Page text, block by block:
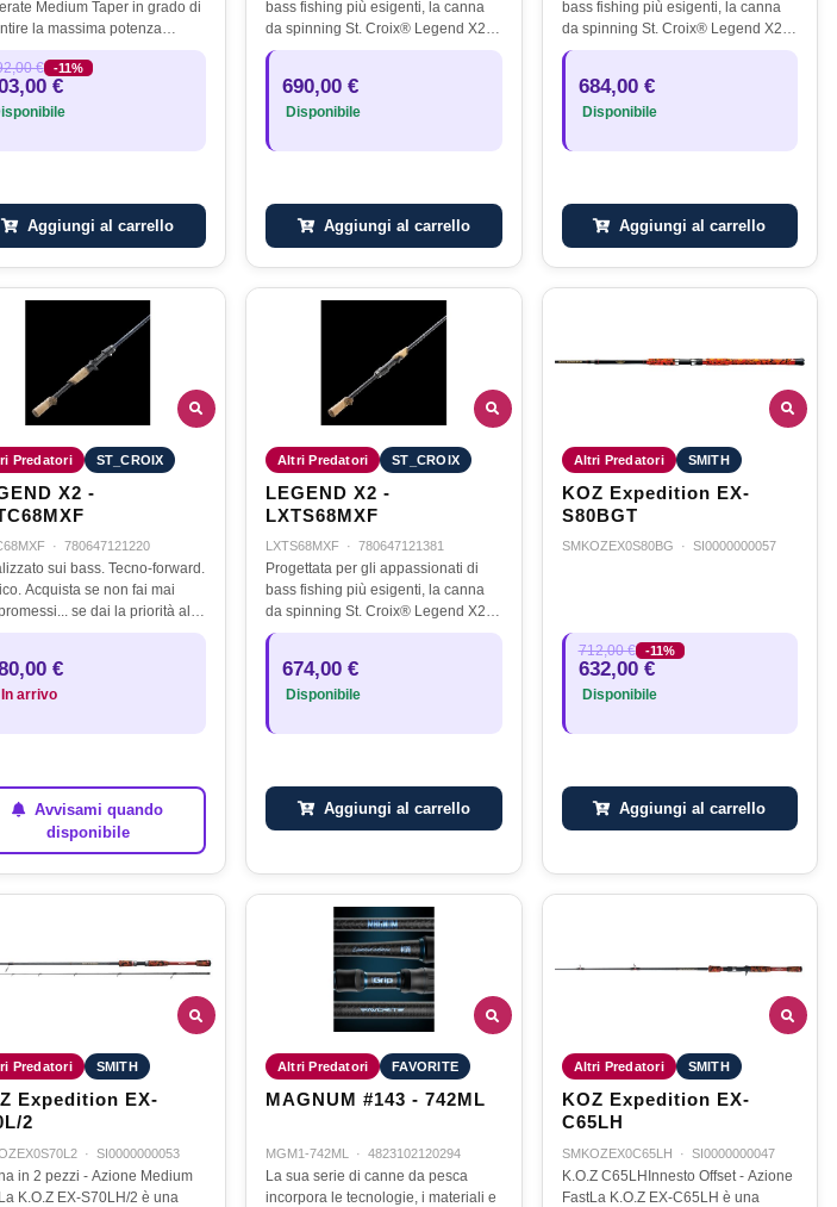
Medium Taper in grado di
la massima potenza
su tutto il fusto. Target
Fin Tunamax. 100 kg. , Yellow
GT max. 50 kg. Il…
€ -11%
€
Aggiungi al carrello
bass fishing più esigenti, la canna
da spinning St. Croix® Legend X2
rappresenta l’eccellenza in termini
prestazioni. Pensata per chi…
690,00 €
Disponibile
Aggiungi al carrello
bass fishing più esigenti, la canna
da spinning St. Croix® Legend X2
rappresenta l’eccellenza in termini
prestazioni. Pensata per chi…
684,00 €
Disponibile
Aggiungi al carrello
Predatori ST_CROIX
X2 -
· 780647121220
sui bass. Tecno-forward.
Acquista se non fai mai
se dai la priorità alle
leggere ed equilibrate in
€
arrivo
Avvisami quando
disponibile
Altri Predatori ST_CROIX
LEGEND X2 -
LXTS68MXF
LXTS68MXF · 780647121381
Progettata per gli appassionati di
bass fishing più esigenti, la canna
da spinning St. Croix® Legend X2
rappresenta l’eccellenza in termini
prestazioni. Pensata per chi…
674,00 €
Disponibile
Aggiungi al carrello
Altri Predatori SMITH
KOZ Expedition EX-
S80BGT
SMKOZEX0S80BG · SI0000000057
712,00 € -11%
632,00 €
Disponibile
Aggiungi al carrello
Predatori SMITH
Expedition EX-
2
· SI0000000053
in 2 pezzi - Azione Medium
K.O.Z EX-S70LH/2 è una
Altri Predatori FAVORITE
MAGNUM #143 - 742ML
MGM1-742ML · 4823102120294
La sua serie di canne da pesca
incorpora le tecnologie, i materiali e
Altri Predatori SMITH
KOZ Expedition EX-
C65LH
SMKOZEX0C65LH · SI0000000047
K.O.Z C65LHInnesto Offset - Azione
FastLa K.O.Z EX-C65LH è una